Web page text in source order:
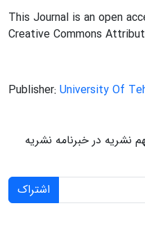
This Journal is an open
Creative Commons
Publisher: University Of
نشریه در خبرنامه نشریه
اشتراک